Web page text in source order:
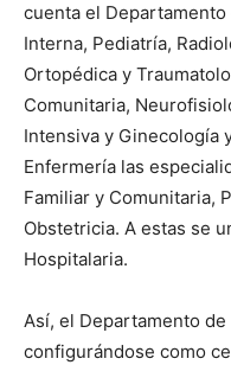
cuenta el
Interna, Pediatría,
Ortopédica y
Comunitaria,
Intensiva y Ginecología
Enfermería las
Familiar y Comunitaria,
Obstetricia. A estas se
Hospitalaria.
Así, el Departamento
configurándose como